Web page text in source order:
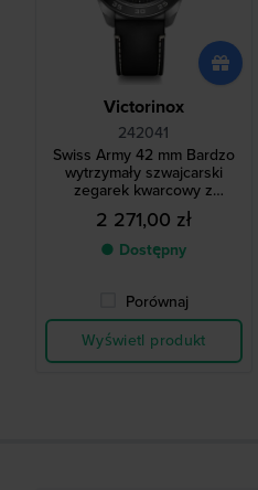
Victorinox
242041
Swiss Army 42 mm Bardzo
wytrzymały szwajcarski
zegarek kwarcowy z
datownikiem dziennym
2 271,00 zł
● Dostępny
Porównaj
Wyświetl produkt